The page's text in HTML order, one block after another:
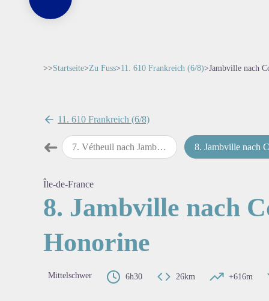
>>Startseite>Zu Fuss>11. 610 Frankreich (6/8)>Jambville nach
11. 610 Frankreich (6/8)
➜map.drawer.prev
7. Vétheuil nach Jambville 8.Jambville nach Conflans-Sainte-
Île-de-France
8. Jambville nach
Honorine
Mittelschwer 6h30 26km +616m